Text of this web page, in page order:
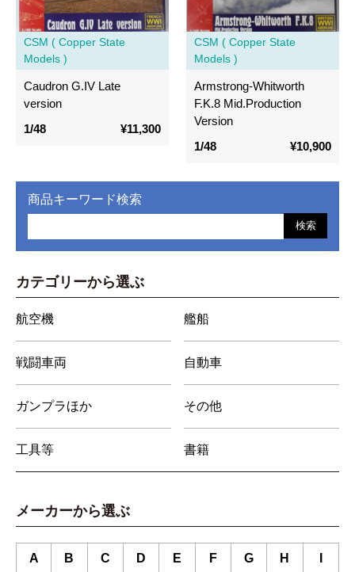
CSM ( Copper State
Models )
Caudron G.IV Late
version
1/48
¥11,300
CSM ( Copper State
Models )
Armstrong-Whitworth
F.K.8 Mid.Production
Version
1/48
¥10,900
商品キーワード検索
検索
カテゴリーから選ぶ
航空機 艦船
戦闘車両 自動車
ガンプラほか その他
工具等 書籍
メーカーから選ぶ
A B C D E F G H